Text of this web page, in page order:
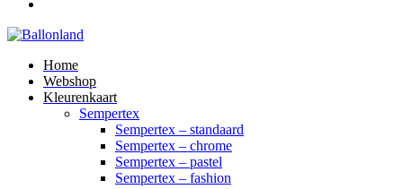
Home
Webshop
Kleurenkaart
Sempertex
Sempertex – standaard
Sempertex – chrome
Sempertex – pastel
Sempertex – fashion